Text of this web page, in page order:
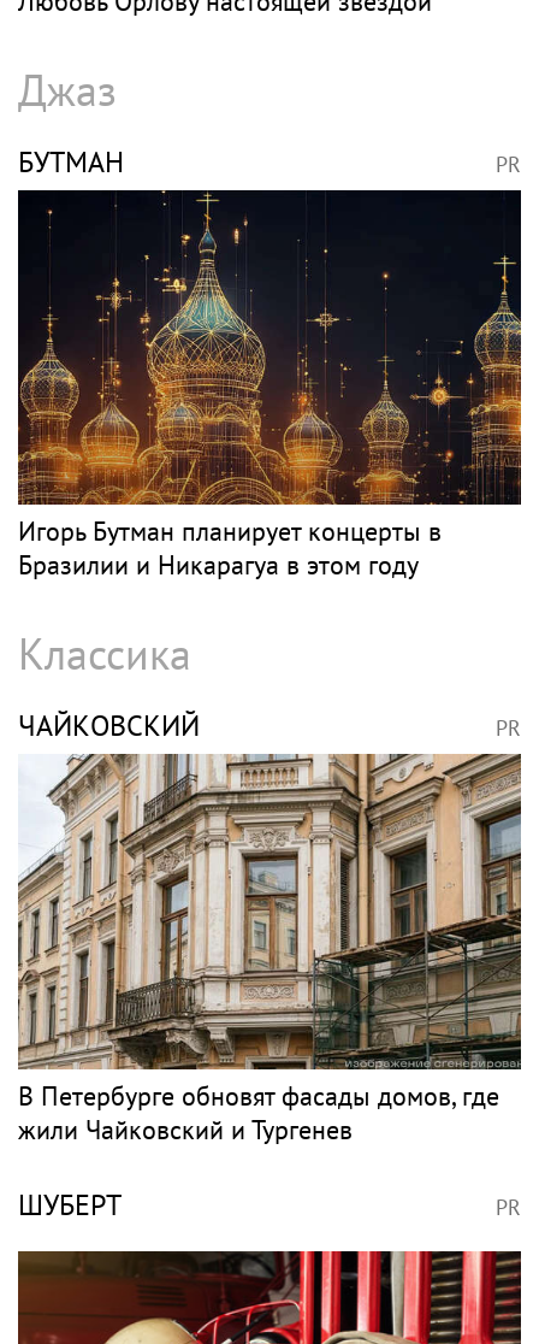
Джаз
БУТМАН PR
Игорь Бутман планирует концерты в
Бразилии и Никарагуа в этом году
Классика
ЧАЙКОВСКИЙ PR
В Петербурге обновят фасады домов, где
жили Чайковский и Тургенев
ШУБЕРТ PR